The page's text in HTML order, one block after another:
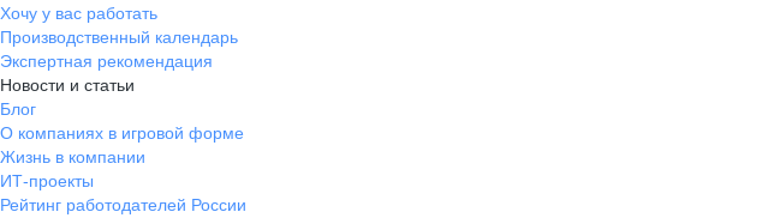
Хочу у вас работать
Производственный календарь
Экспертная рекомендация
Новости и статьи
Блог
О компаниях в игровой форме
Жизнь в компании
ИТ-проекты
Рейтинг работодателей России